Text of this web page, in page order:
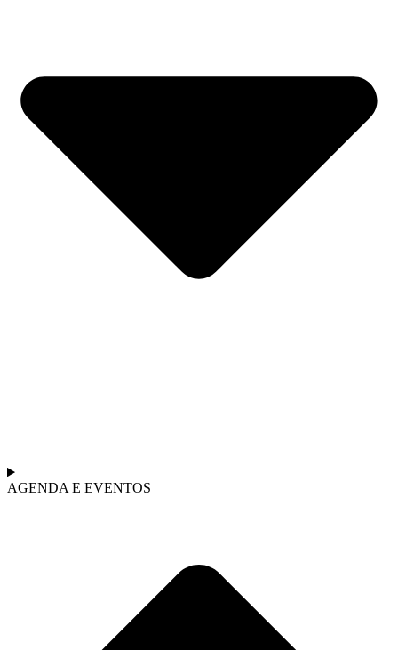
AGENDA E EVENTOS